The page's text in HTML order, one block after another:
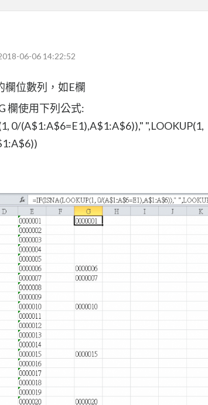
06-06 14:22:52
欄位數列，如E欄
欄使用下列公式:
0/(A$1:A$6=E1),A$1:A$6))," ",LOOKUP(1,